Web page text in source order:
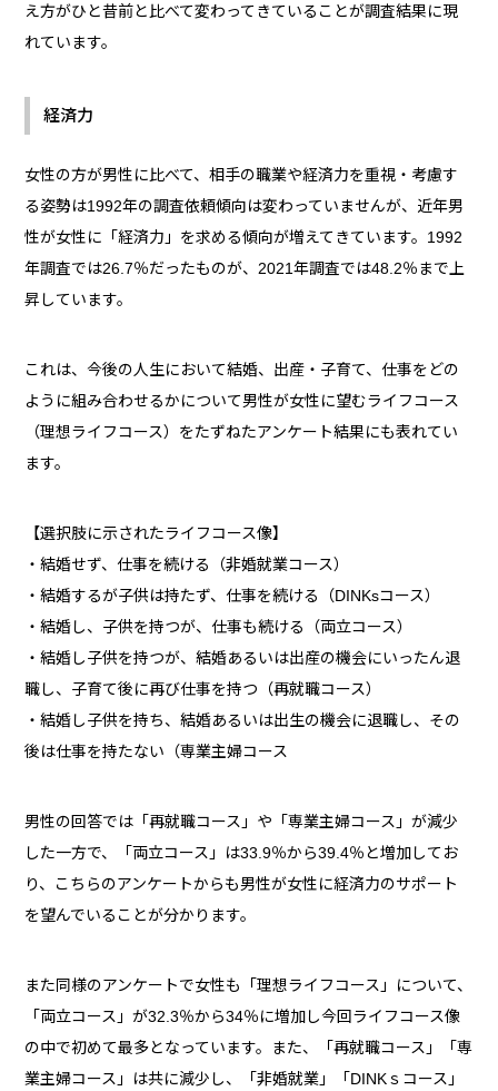
え方がひと昔前と比べて変わってきていることが調査結果に現
れています。
経済力
女性の方が男性に比べて、相手の職業や経済力を重視・考慮す
る姿勢は1992年の調査依頼傾向は変わっていませんが、近年男
性が女性に「経済力」を求める傾向が増えてきています。1992
年調査では26.7％だったものが、2021年調査では48.2％まで上
昇しています。
これは、今後の人生において結婚、出産・子育て、仕事をどの
ように組み合わせるかについて男性が女性に望むライフコース
（理想ライフコース）をたずねたアンケート結果にも表れてい
ます。
【選択肢に示されたライフコース像】
・結婚せず、仕事を続ける（非婚就業コース）
・結婚するが子供は持たず、仕事を続ける（DINKsコース）
・結婚し、子供を持つが、仕事も続ける（両立コース）
・結婚し子供を持つが、結婚あるいは出産の機会にいったん退
職し、子育て後に再び仕事を持つ（再就職コース）
・結婚し子供を持ち、結婚あるいは出生の機会に退職し、その
後は仕事を持たない（専業主婦コース
男性の回答では「再就職コース」や「専業主婦コース」が減少
した一方で、「両立コース」は33.9％から39.4％と増加してお
り、こちらのアンケートからも男性が女性に経済力のサポート
を望んでいることが分かります。
また同様のアンケートで女性も「理想ライフコース」について、
「両立コース」が32.3％から34％に増加し今回ライフコース像
の中で初めて最多となっています。また、「再就職コース」「専
業主婦コース」は共に減少し、「非婚就業」「DINKｓコース」